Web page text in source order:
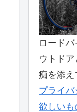
ロード
ウトド
痴を添え
プライバ
欲しいも